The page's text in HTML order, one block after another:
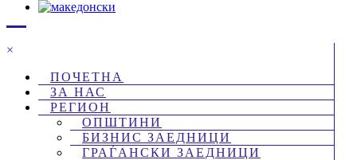
×
ПОЧЕТНА
ЗА НАС
РЕГИОН
ОПШТИНИ
БИЗНИС ЗАЕДНИЦИ
ГРАЃАНСКИ ЗАЕДНИЦИ